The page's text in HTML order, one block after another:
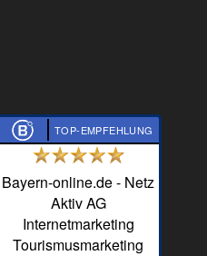
TOP-EMPFEHLUNG
Bayern-online.de - Netz
Aktiv AG
Internetmarketing
Tourismusmarketing